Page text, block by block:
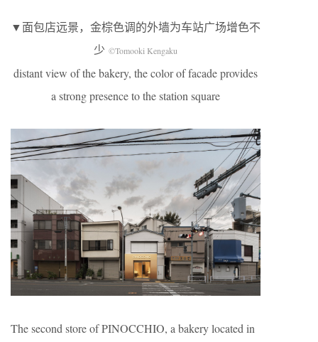
▼面包店远景，金棕色调的外墙为车站广场增色不
少 ©Tomooki Kengaku
distant view of the bakery, the color of facade provides
a strong presence to the station square
The second store of PINOCCHIO, a bakery located in